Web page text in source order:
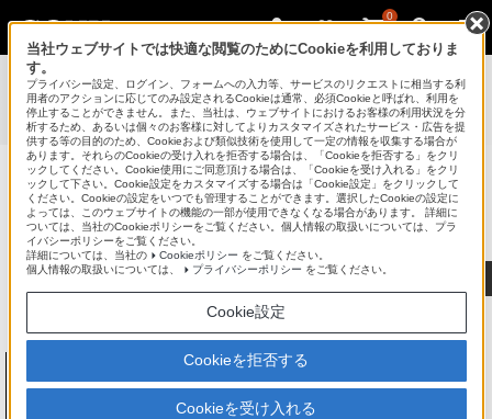
0
使いかたマニュアル（取扱説明 Web版）
BDZ-FT3000 / BDZ-FT2000 / BDZ-FT1000 / BDZ-FW2000 /
BDZ-FW1000 / BDZ-FW500 使いかたマニュアル
ブルーレイディスク/DVDレコーダー
サポート・お問い合わせ
ブルーレイディスク/DVDレコーダー
BDZ-FT3000 / BDZ-FT2000 / BDZ-FT1000 /
BDZ-FW2000 / BDZ-FW1000 / BDZ-FW500
当社ウェブサイトでは快適な閲覧のためにCookieを利用しておりま
す。
プライバシー設定、ログイン、フォームへの入力等、サービスのリクエストに相当する利
用者のアクションに応じてのみ設定されるCookieは通常、必須Cookieと呼ばれ、利用を
停止することができません。また、当社は、ウェブサイトにおけるお客様の利用状況を分
析するため、あるいは個々のお客様に対してよりカスタマイズされたサービス・広告を提
供する等の目的のため、Cookieおよび類似技術を使用して一定の情報を収集する場合が
あります。それらのCookieの受け入れを拒否する場合は、「Cookieを拒否する」をクリ
ックしてください。Cookie使用にご同意頂ける場合は、「Cookieを受け入れる」をクリ
ックして下さい。Cookie設定をカスタマイズする場合は「Cookie設定」をクリックして
ください。Cookieの設定をいつでも管理することができます。選択したCookieの設定に
よっては、このウェブサイトの機能の一部が使用できなくなる場合があります。 詳細に
ついては、当社のCookieポリシーをご覧ください。個人情報の取扱いについては、プラ
イバシーポリシーをご覧ください。
詳細については、当社の
Cookieポリシー をご覧ください。
個人情報の取扱いについては、
プライバシーポリシー をご覧ください。
Cookie設定
Cookieを拒否する
Cookieを受け入れる